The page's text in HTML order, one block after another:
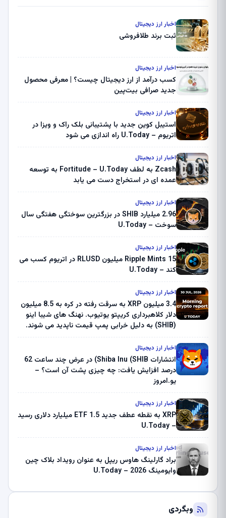
اخبار ارز دیجیتال
ثبت برند طلافروشی
اخبار ارز دیجیتال
کسب درآمد از ارز دیجیتال چیست؟ | معرفی محصول
جدید صرافی بیت‌پین
اخبار ارز دیجیتال
استیبل کوین جدید با پشتیبانی بلک راک و ویزا در
اتریوم – U.Today راه اندازی می شود
اخبار ارز دیجیتال
Zcash به لطف Fortitude – U.Today به توسعه
عمده ای در استخراج دست می یابد
اخبار ارز دیجیتال
2.96 میلیارد SHIB در بزرگترین سوختگی هفتگی سال
سوخت – U.Today
اخبار ارز دیجیتال
Ripple Mints 15 میلیون RLUSD در اتریوم کسب می
کند – U.Today
اخبار ارز دیجیتال
3.4 میلیون XRP به سرقت رفته در کره به 8.5 میلیون
دلار کلاهبرداری کریپتو یوتیوب. نهنگ های شیبا اینو
(SHIB) به دلیل خرابی پمپ قیمت ناپدید می شوند.
ثبت کرد – گزارش کریپتو صبح – U.Today
اخبار ارز دیجیتال
انتشارات Shiba Inu (SHIB) در عرض چند ساعت 62
درصد افزایش یافت: چه چیزی پشت آن است؟ –
یو.امروز
اخبار ارز دیجیتال
XRP به نقطه عطف جدید ETF 1.5 میلیارد دلاری رسید
– U.Today
اخبار ارز دیجیتال
براد گارلینگ هاوس ریپل به عنوان رویداد بلاک چین
وایومینگ 2026 – U.Today
وبگردی